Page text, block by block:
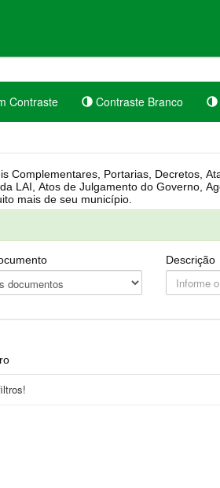
Contraste Contraste Branco
Controle dos bens públicos e muito mais de seu município.
Descrição